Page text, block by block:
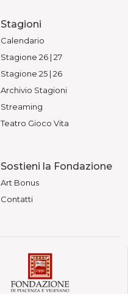
Stagioni
Calendario
Stagione 26 | 27
Stagione 25 | 26
Archivio Stagioni
Streaming
Teatro Gioco Vita
Sostieni la Fondazione
Art Bonus
Contatti